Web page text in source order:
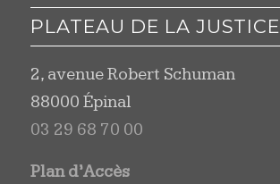
PLATEAU DE LA JUSTICE
2, avenue Robert Schuman
88000 Épinal
03 29 68 70 00
Plan d’Accès